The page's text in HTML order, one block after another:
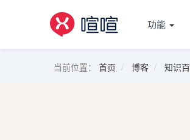
功能
当前位置： 首页 博客 知识